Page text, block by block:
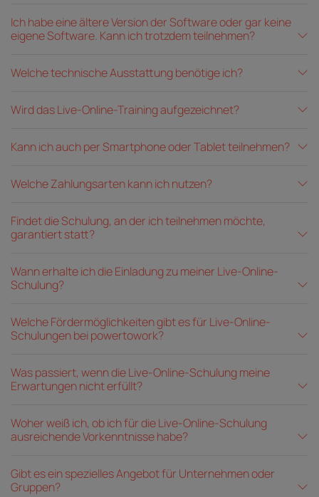
Ich habe eine ältere Version der Software oder gar keine
eigene Software. Kann ich trotzdem teilnehmen?
Welche technische Ausstattung benötige ich?
Wird das Live-Online-Training aufgezeichnet?
Kann ich auch per Smartphone oder Tablet teilnehmen?
Welche Zahlungsarten kann ich nutzen?
Findet die Schulung, an der ich teilnehmen möchte,
garantiert statt?
Wann erhalte ich die Einladung zu meiner Live-Online-
Schulung?
Welche Fördermöglichkeiten gibt es für Live-Online-
Schulungen bei powertowork?
Was passiert, wenn die Live-Online-Schulung meine
Erwartungen nicht erfüllt?
Woher weiß ich, ob ich für die Live-Online-Schulung
ausreichende Vorkenntnisse habe?
Gibt es ein spezielles Angebot für Unternehmen oder
Gruppen?